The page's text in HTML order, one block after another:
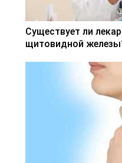
Существует ли
щитовидной